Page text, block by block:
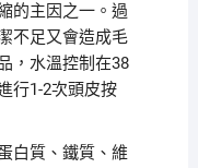
的主因之一。過
不足又會造成毛
，水溫控制在38
行1-2次頭皮按
白質、鐵質、維